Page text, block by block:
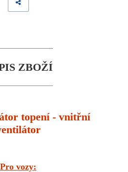
ZBOŽÍ
topení - vnitřní
Pro vozy: